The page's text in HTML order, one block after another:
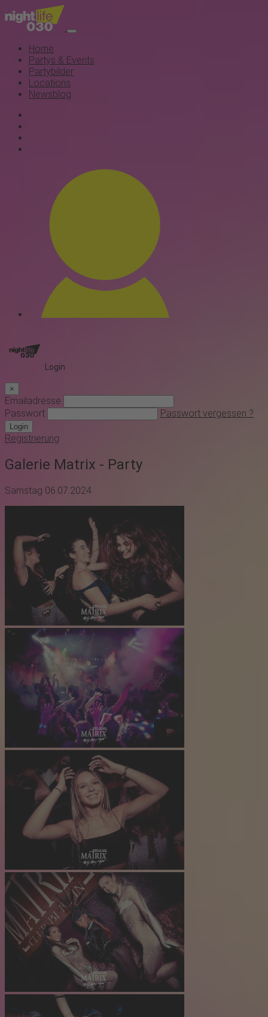
Home
Partys & Events
Partybilder
Locations
Newsblog
Login
×
Emailadresse
Passwort
Passwort vergessen ?
Login
Registrierung
Galerie Matrix - Party
Samstag 06.07.2024